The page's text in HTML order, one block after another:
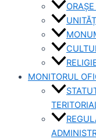
MONITORUL